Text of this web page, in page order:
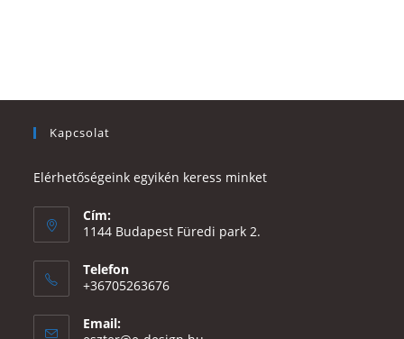
Kapcsolat
Elérhetőségeink egyikén keress minket
Cím:
1144 Budapest Füredi park 2.
Telefon
+36705263676
Email: